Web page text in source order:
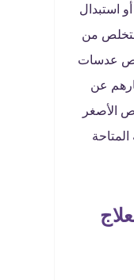
استبدال
من
عدسات
عن
الأصغر